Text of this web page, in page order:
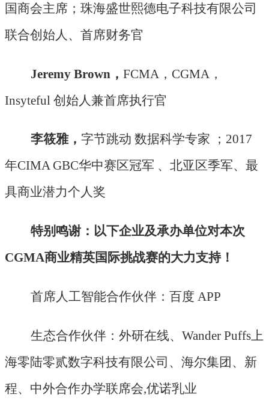
国商会主席；珠海盛世熙德电子科技有限公司
联合创始人、首席财务官
Jeremy Brown， FCMA，CGMA，
Insyteful 创始人兼首席执行官
李筱雅， 字节跳动 数据科学专家 ； 2017
年CIMA GBC华中赛区冠军 、北亚区季军、最
具商业潜力个人奖
特别鸣谢：以下企业及承办单位对本次
CGMA商业精英国际挑战赛的大力支持！
首席人工智能合作伙伴：百度 APP
生态合作伙伴：外研在线、 Wander Puffs上
海零陆零贰数字科技有限公司、海尔集团、新
程、中外合作办学联席会,优诺乳业